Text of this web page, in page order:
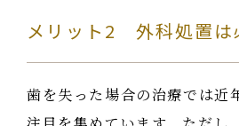
メリット2 外科処置は
歯を失った場合の治療では近